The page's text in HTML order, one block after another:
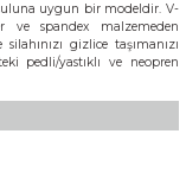
uygun bir modeldir. V-
ve spandex malzemeden
gizlice taşımanızı
pedli/yastıklı ve neopren